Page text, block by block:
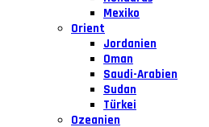
Mexiko
Orient
Jordanien
Oman
Saudi-Arabien
Sudan
Türkei
Ozeanien